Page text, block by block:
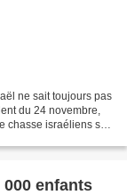
ne sait toujours pas
du 24 novembre,
chasse israéliens sur
enfants